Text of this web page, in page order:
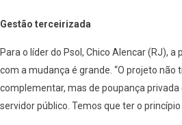
Gestão terceirizada
Para o líder do Psol, Chico Alencar (RJ),
com a mudança é grande. “O projeto não
complementar, mas de poupança privada
servidor público. Temos que ter o princípio